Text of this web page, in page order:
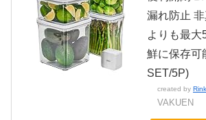
漏れ防止
よりも最大
鮮に保存可
SET/5P)
created by
VAKUEN